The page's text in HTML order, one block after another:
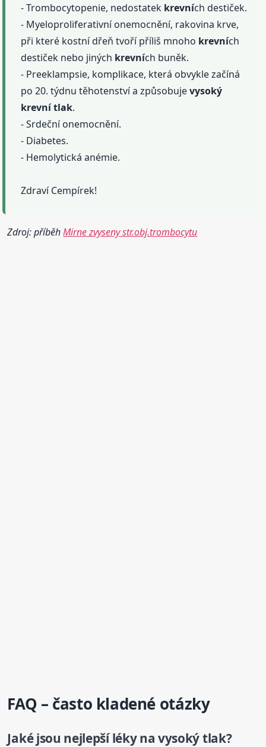
- Trombocytopenie, nedostatek krevních destiček.
- Myeloproliferativní onemocnění, rakovina krve,
při které kostní dřeň tvoří příliš mnoho krevních
destiček nebo jiných krevních buněk.
- Preeklampsie, komplikace, která obvykle začíná
po 20. týdnu těhotenství a způsobujevysoký
krevnítlak.
- Srdeční onemocnění.
- Diabetes.
- Hemolytická anémie.
Zdraví Cempírek!
Zdroj: příběhMirne zvyseny str.obj.trombocytu
FAQ – často kladené otázky
Jaké jsou nejlepší léky navysokýtlak?